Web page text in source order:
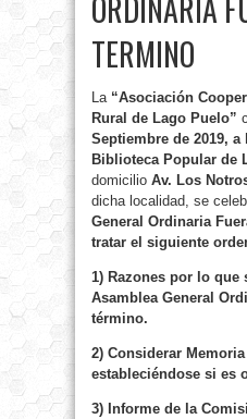
ORDINARIA
TERMINO
La “Asociación
Rural de Lago Puelo”
Septiembre de 2019, a
Biblioteca Popular de
domicilio Av. Los
dicha localidad, se
General Ordinaria
tratar el siguiente
1) Razones por lo que
Asamblea General
término.
2) Considerar
estableciéndose si es
3) Informe de la